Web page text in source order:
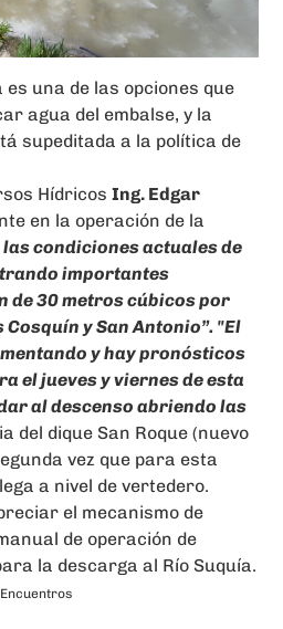
una de las opciones que
agua del embalse, y la
supeditada a la política de
HídricosIng. Edgar
en la operación de la
las condiciones actuales de
importantes
de 30 metros cúbicos por
y San Antonio”. "El
y hay pronósticos
el jueves y viernes de esta
al descenso abriendo las
del dique San Roque (nuevo
vez que para esta
a nivel de vertedero.
el mecanismo de
de operación de
la descarga al Río Suquía.